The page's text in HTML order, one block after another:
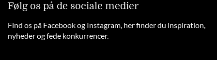
Følg os på de sociale medier
Find os på Facebook og Instagram, her finder du inspiration,
nyheder og fede konkurrencer.